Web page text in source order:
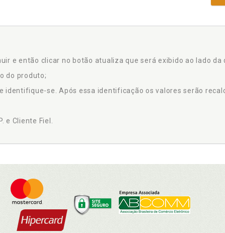
e então clicar no botão atualiza que será exibido ao lado da
do produto;
se. Após essa identificação os valores serão
Cliente Fiel.